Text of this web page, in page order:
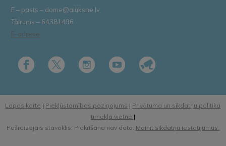
E – pasts – dome@aluksne.lv
Tālrunis – 64381496
E-adrese
Lapas karte | Piekļūstamības paziņojums | Privātuma un sīkdatņu politika
tīmekļa vietnē |
Pašreizējais stāvoklis: Piekrišana nav dota. Mainīt sīkdatņu iestatījumus.